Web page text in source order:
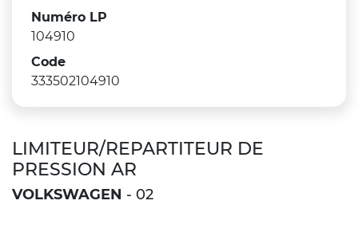
Numéro LP
104910
Code
333502104910
LIMITEUR/REPARTITEUR DE
PRESSION AR
VOLKSWAGEN - 02